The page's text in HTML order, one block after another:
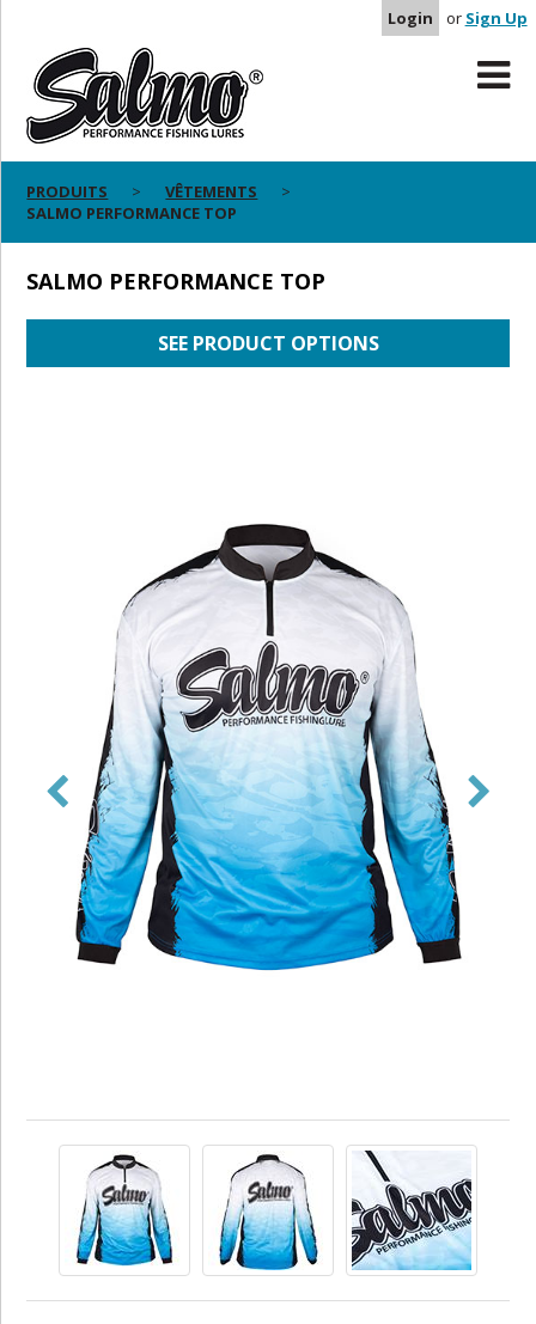
Login or Sign Up
PRODUITS
VÊTEMENTS
SALMO PERFORMANCE TOP
SALMO PERFORMANCE TOP
SEE PRODUCT OPTIONS